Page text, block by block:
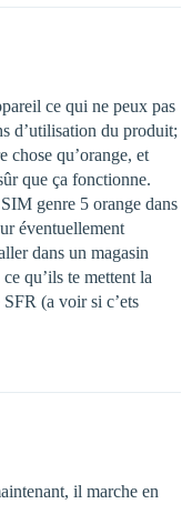
ce qui ne peux pas
d’utilisation du produit;
chose qu’orange, et
que ça fonctionne.
genre 5 orange dans
éventuellement
dans un magasin
qu’ils te mettent la
(a voir si c’ets
il marche en